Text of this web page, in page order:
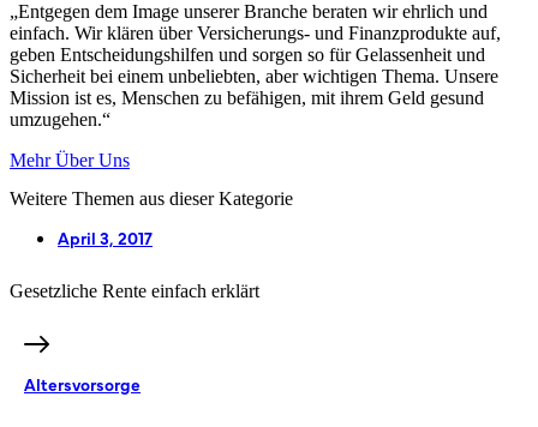
„Entgegen dem Image unserer Branche beraten wir ehrlich und
einfach. Wir klären über Versicherungs- und Finanzprodukte auf,
geben Entscheidungshilfen und sorgen so für Gelassenheit und
Sicherheit bei einem unbeliebten, aber wichtigen Thema. Unsere
Mission ist es, Menschen zu befähigen, mit ihrem Geld gesund
umzugehen.“
Mehr Über Uns
Weitere Themen aus dieser Kategorie
April 3, 2017
Gesetzliche Rente einfach erklärt
Altersvorsorge